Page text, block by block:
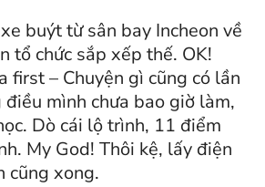
buýt từ sân bay Incheon về
tổ chức sắp xếp thế. OK!
first – Chuyện gì cũng có lần
điều mình chưa bao giờ làm,
Dò cái lộ trình, 11 điểm
My God! Thôi kệ, lấy điện
cũng xong.